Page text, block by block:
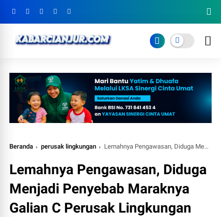
Beranda perusak lingkungan Lemahnya Pengawasan, Diduga Menjadi Penyebab Maraknya Galian C Perusak Lingkungan
Lemahnya Pengawasan, Diduga
Menjadi Penyebab Maraknya
Galian C Perusak Lingkungan